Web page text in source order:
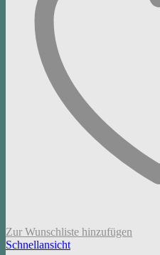
Zur Wunschliste hinzufügen
Schnellansicht